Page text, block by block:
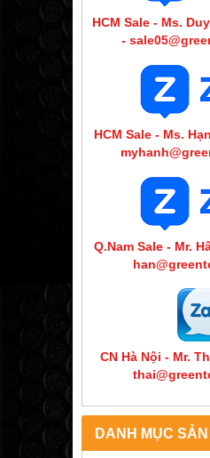
HCM Sale - Ms.
-
HCM Sale - Ms.
Q.Nam Sale - Mr.
CN Hà Nội - Mr.
DANH MỤC